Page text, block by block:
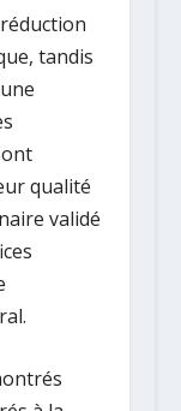
réduction
, tandis
qualité
validé